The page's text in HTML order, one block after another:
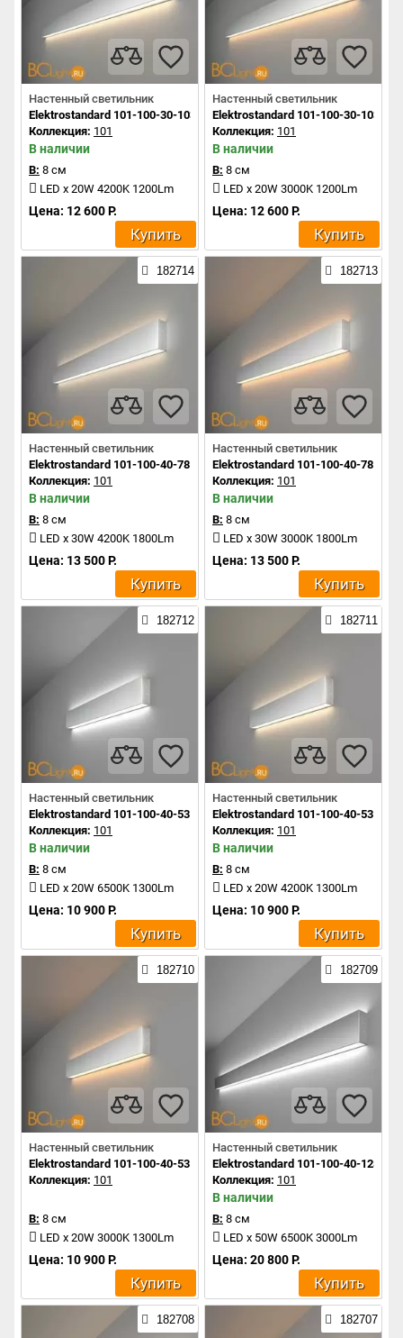
Настенный светильник
Elektrostandard 101-100-30-103 a041481
Коллекция: 101
В наличии
В: 8 см
LED x 20W 4200K 1200Lm
Цена: 12 600 Р.
Купить
Настенный светильник
Elektrostandard 101-100-30-103
Коллекция: 101
В наличии
В: 8 см
LED x 20W 3000K 1200Lm
Цена: 12 600 Р.
Купить
182714
Настенный светильник
Elektrostandard 101-100-40-78 a041478
Коллекция: 101
В наличии
В: 8 см
LED x 30W 4200K 1800Lm
Цена: 13 500 Р.
Купить
182713
Настенный светильник
Elektrostandard 101-100-40-78
Коллекция: 101
В наличии
В: 8 см
LED x 30W 3000K 1800Lm
Цена: 13 500 Р.
Купить
182712
Настенный светильник
Elektrostandard 101-100-40-53 a041476
Коллекция: 101
В наличии
В: 8 см
LED x 20W 6500K 1300Lm
Цена: 10 900 Р.
Купить
182711
Настенный светильник
Elektrostandard 101-100-40-53
Коллекция: 101
В наличии
В: 8 см
LED x 20W 4200K 1300Lm
Цена: 10 900 Р.
Купить
182710
Настенный светильник
Elektrostandard 101-100-40-53 a041474
Коллекция: 101
В: 8 см
LED x 20W 3000K 1300Lm
Цена: 10 900 Р.
Купить
182709
Настенный светильник
Elektrostandard 101-100-40-128
Коллекция: 101
В наличии
В: 8 см
LED x 50W 6500K 3000Lm
Цена: 20 800 Р.
Купить
182708 182707